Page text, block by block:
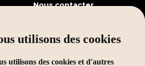
utilisons des cookies
utilisons des cookies et d'autres
Nous contacter